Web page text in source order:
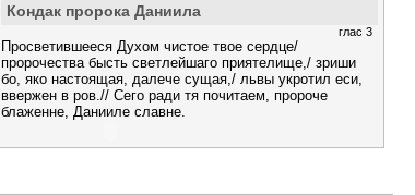
Кондак пророка Даниила
глас 3
Просветившееся Духом чистое твое сердце/
пророчества бысть светлейшаго приятелище,/ зриши
бо, яко настоящая, далече сущая,/ львы укротил еси,
ввержен в ров.// Сего ради тя почитаем, пророче
блаженне, Данииле славне.